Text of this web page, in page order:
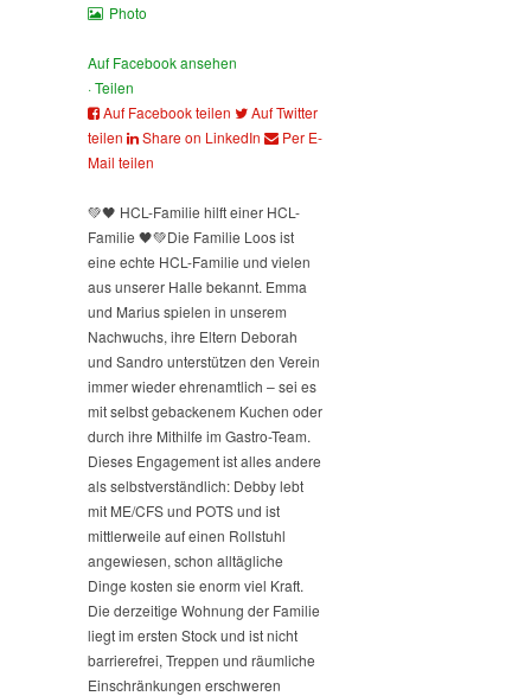
Photo
Auf Facebook ansehen
·Teilen
Auf Facebook teilen
Auf Twitter
teilen
Share on LinkedIn
Per E-
Mail teilen
💚🖤 HCL-Familie hilft einer HCL-
Familie 🖤💚Die Familie Loos ist
eine echte HCL-Familie und vielen
aus unserer Halle bekannt. Emma
und Marius spielen in unserem
Nachwuchs, ihre Eltern Deborah
und Sandro unterstützen den Verein
immer wieder ehrenamtlich – sei es
mit selbst gebackenem Kuchen oder
durch ihre Mithilfe im Gastro-Team.
Dieses Engagement ist alles andere
als selbstverständlich: Debby lebt
mit ME/CFS und POTS und ist
mittlerweile auf einen Rollstuhl
angewiesen, schon alltägliche
Dinge kosten sie enorm viel Kraft.
Die derzeitige Wohnung der Familie
liegt im ersten Stock und ist nicht
barrierefrei, Treppen und räumliche
Einschränkungen erschweren